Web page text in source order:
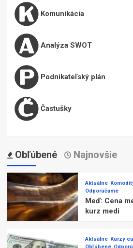
Komunikácia
Analýza SWOT
Podnikateľský plán
Častušky
Obľúbené Najnovšie
Aktuálne
Odporúčame
Meď: Cena
kurz medi
Aktuálne Kurzy
Obľúbené